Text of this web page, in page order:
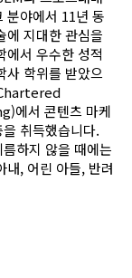
분야에서 11년 동
에 지대한 관심을
에서 우수한 성적
사 학위를 받았으
서 콘텐츠 마케
취득했습니다.
하지 않을 때에는
내, 어린 아들, 반려